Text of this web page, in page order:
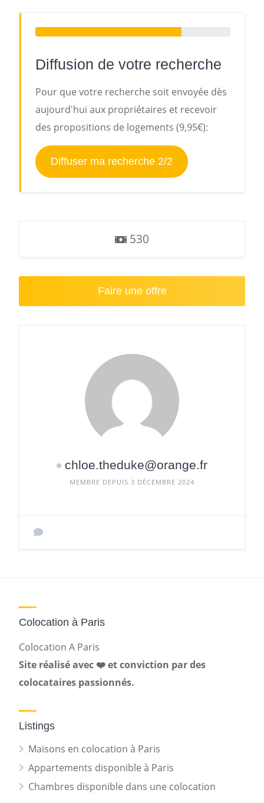
Diffusion de votre recherche
Pour que votre recherche soit envoyée dès
aujourd'hui aux propriétaires et recevoir
des propositions de logements (9,95€):
Diffuser ma recherche 2/2
530
Faire une offre
chloe.theduke@orange.fr
MEMBRE DEPUIS 3 DÉCEMBRE 2024
Colocation à Paris
Colocation A Paris
Site réalisé avec ❤️ et conviction par des
colocataires passionnés.
Listings
Maisons en colocation à Paris
Appartements disponible à Paris
Chambres disponible dans une colocation